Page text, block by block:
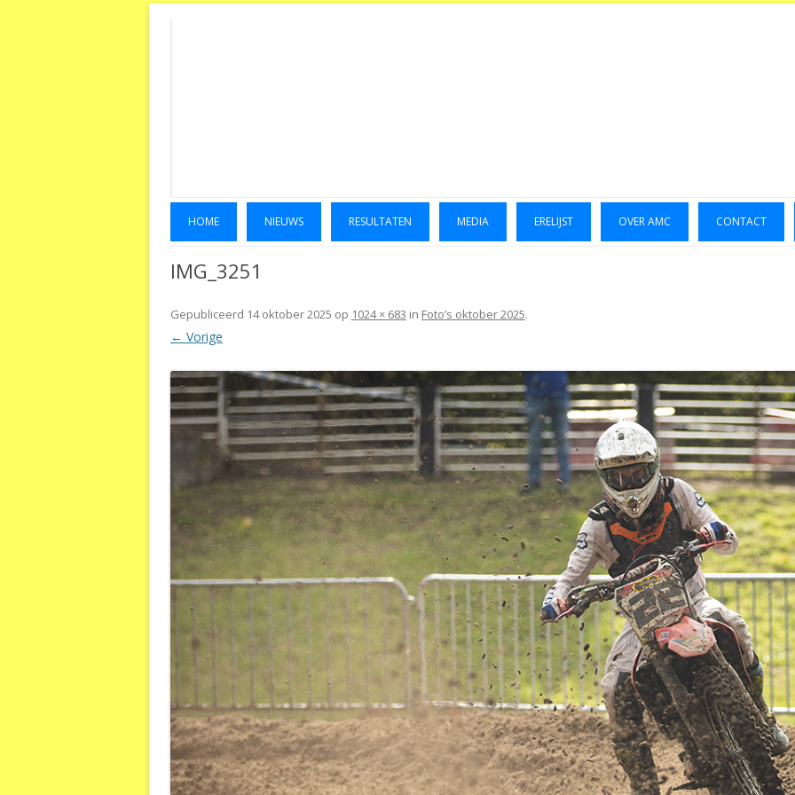
HOME NIEUWS RESULTATEN MEDIA
FOTO’S OKTOBER 2023
FOTO’S SEPTEMBER 2024
FOTO’S MAART 2025
FOTO’S OKTOBER 2025
ERELIJST OVER AMC CONTACT
IMG_3251
Gepubliceerd 14 oktober 2025 op 1024 × 683 in Foto’s oktober 2025.
← Vorige